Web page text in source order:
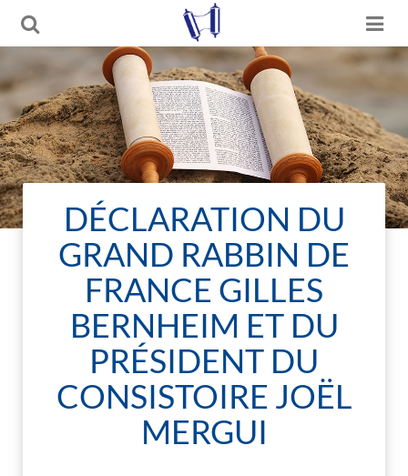
DÉCLARATION DU
GRAND RABBIN DE
FRANCE GILLES
BERNHEIM ET DU
PRÉSIDENT DU
CONSISTOIRE JOËL
MERGUI